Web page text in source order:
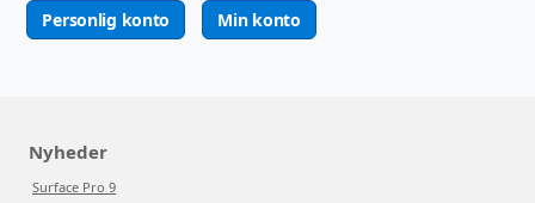
Personlig konto Min konto
Nyheder
Surface Pro 9